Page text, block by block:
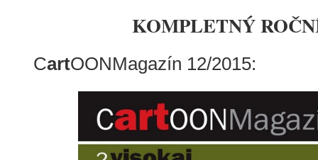
KOMPLETNÝ
CartOONMagazín 12/2015: